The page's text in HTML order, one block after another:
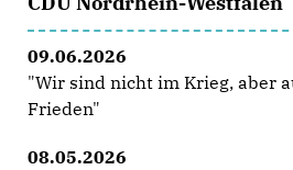
09.06.2026
"Wir sind nicht im Krieg, aber
Frieden"
08.05.2026